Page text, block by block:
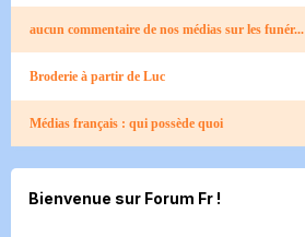
aucun commentaire de nos médias sur les funér...
Broderie à partir de Luc
Médias français : qui possède quoi
Bienvenue sur Forum Fr !